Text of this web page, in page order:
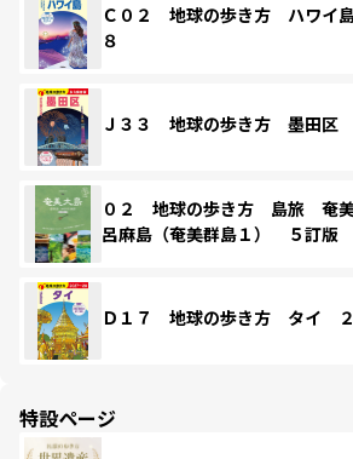
Ｃ０２ 地球の歩き方 ハワイ
８
Ｊ３３ 地球の歩き方 墨田区
０２ 地球の歩き方 島旅 奄
呂麻島（奄美群島１） ５訂版
Ｄ１７ 地球の歩き方 タイ ２
特設ページ